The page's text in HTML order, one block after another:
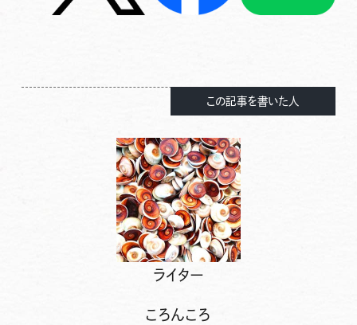
この記事を書いた人
ライター
ころんころ